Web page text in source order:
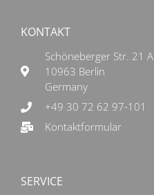
SERVICE
KONTAKT
Schöneberger Str. 21 A
10963 Berlin
Germany
+49 30 72 62 97-101
Kontaktformular